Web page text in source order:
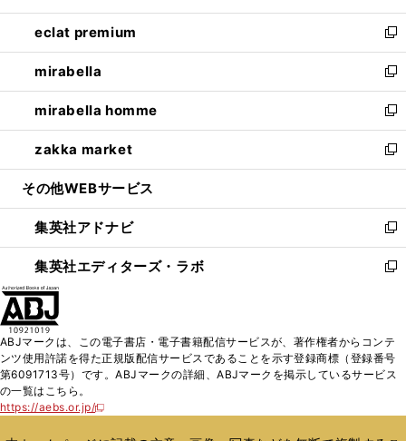
開
く
ウ
で
開
く
ン
ド
ウ
で
開
く
ウ
ィ
ン
ド
ウ
で
開
く
し
い
ウ
ィ
ン
ド
ウ
で
開
eclat premium
新
し
い
ウ
ィ
ン
ド
ウ
開
く
mirabella
新
し
い
ウ
ィ
ン
ウ
で
開
く
mirabella homme
新
し
い
ウ
ン
ド
ウ
で
zakka market
新
し
ウ
ィ
ン
ド
く
その他WEBサービス
集英社アドナビ
新
し
い
ド
ウ
で
集英社エディターズ・ラボ
新
ィ
ン
ド
ABJマークは、この電子書店・電子書籍配信サービスが、著作権者からコンテ
ンツ使用許諾を得た正規版配信サービスであることを示す登録商標（登録番号
第6091713号）です。ABJマークの詳細、ABJマークを掲示しているサービス
の一覧はこちら。
https://aebs.or.jp/
新